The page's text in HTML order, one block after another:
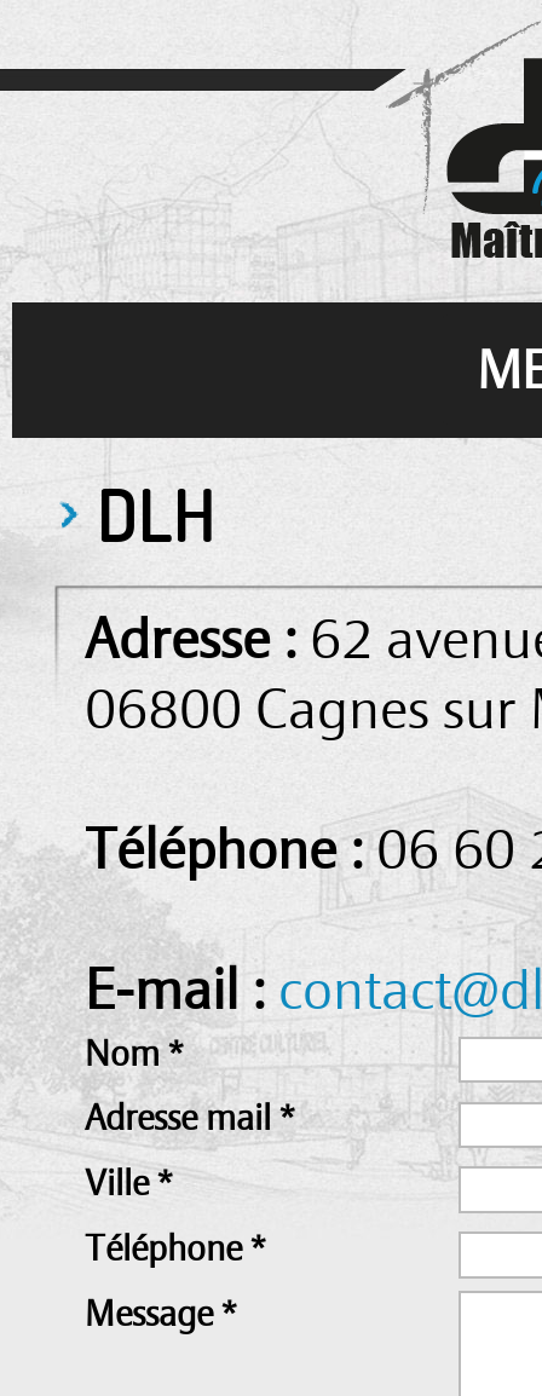
Cookies management panel
DLH
Adresse : 62
06800 Cagnes sur
Téléphone :06 60
E-mail :
Nom*
Adresse mail*
Ville*
Téléphone*
Message*